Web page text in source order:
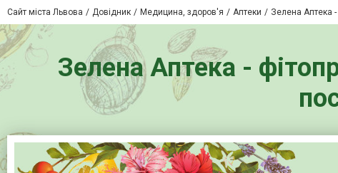
Сайт міста Львова Довідник Медицина, здоров'я Аптеки Зелена Аптека -
Зелена Аптека -